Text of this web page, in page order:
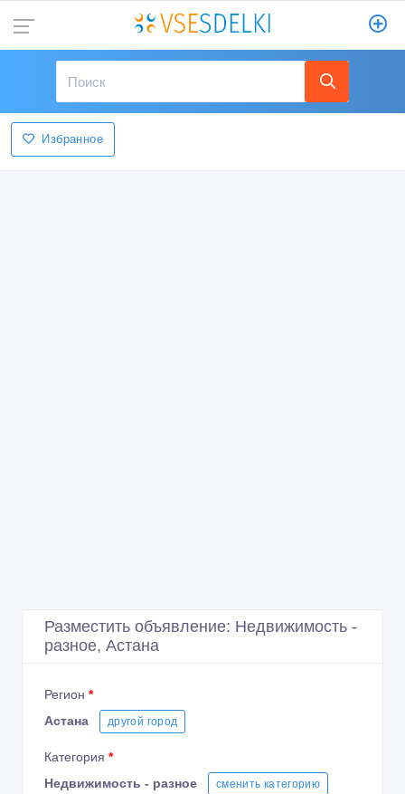
Избранное
Разместить объявление: Недвижимость -
разное, Астана
Регион *
Астана
другой город
Категория *
Недвижимость - разное
сменить категорию